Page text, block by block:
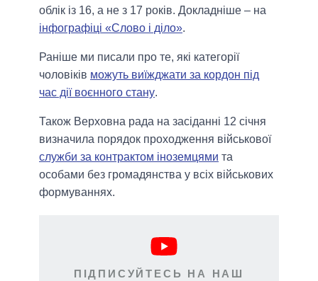
облік із 16, а не з 17 років. Докладніше – на
інфографіці «Слово і діло».
Раніше ми писали про те, які категорії
чоловіків можуть виїжджати за кордон під
час дії воєнного стану.
Також Верховна рада на засіданні 12 січня
визначила порядок проходження військової
служби за контрактом іноземцями та
особами без громадянства у всіх військових
формуваннях.
ПІДПИСУЙТЕСЬ НА НАШ